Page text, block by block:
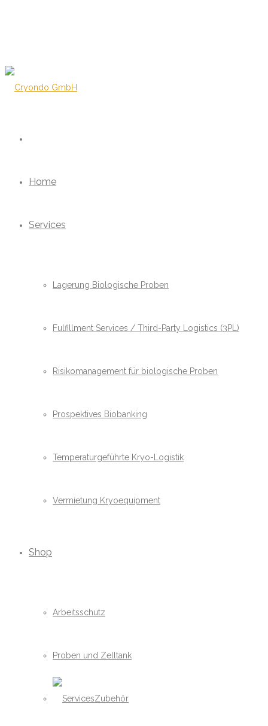
Home
Services
Lagerung Biologische Proben
Fulfillment Services / Third-Party Logistics (3PL)
Risikomanagement für biologische Proben
Prospektives Biobanking
Temperaturgeführte Kryo-Logistik
Vermietung Kryoequipment
Shop
Arbeitsschutz
Proben und Zelltank
Zubehör